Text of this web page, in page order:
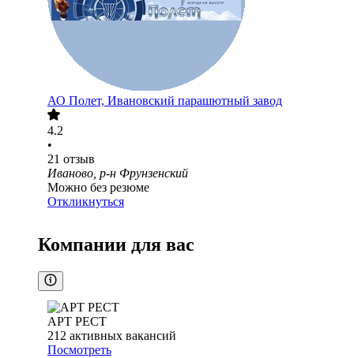
АО Полет, Ивановский парашютный завод
4.2
•
21 отзыв
Иваново, р-н Фрунзенский
Можно без резюме
Откликнуться
Компании для вас
АРТ РЕСТ
212 активных вакансий
Посмотреть